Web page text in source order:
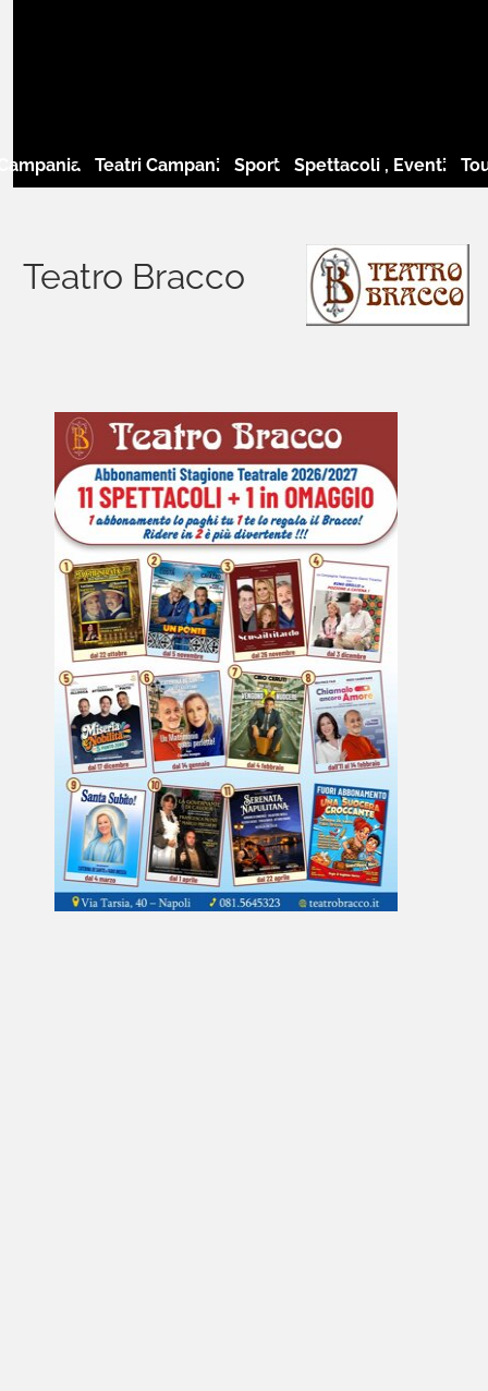
Teatri Campani Sport Spettacoli , Eventi
Teatro Bracco